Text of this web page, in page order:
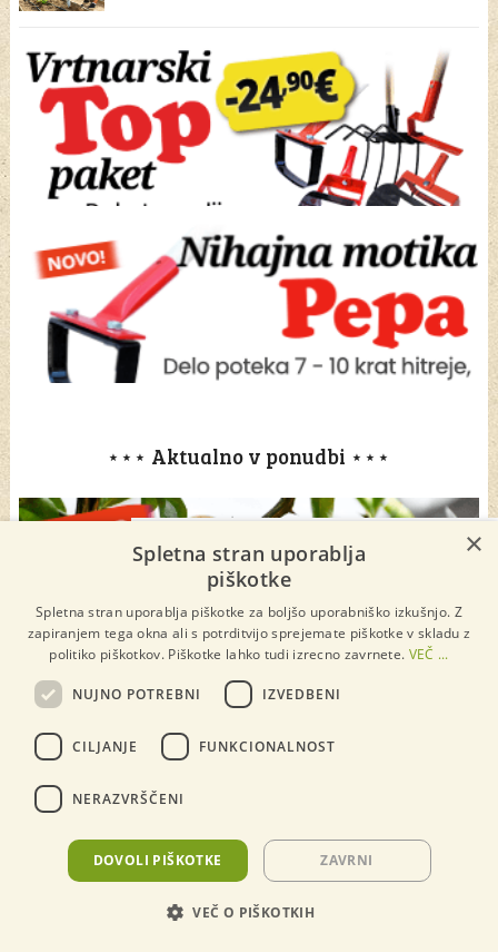
⋆⋆⋆ Aktualno v ponudbi ⋆⋆⋆
×
×
Spletna stran uporablja
piškotke
Spletna stran uporablja piškotke za boljšo uporabniško izkušnjo. Z
zapiranjem tega okna ali s potrditvijo sprejemate piškotke v skladu z
politiko piškotkov. Piškotke lahko tudi izrecno zavrnete. VEČ ...
NUJNO POTREBNI IZVEDBENI
CILJANJE FUNKCIONALNOST
NERAZVRŠČENI
DOVOLI PIŠKOTKE ZAVRNI
VEČ O PIŠKOTKIH